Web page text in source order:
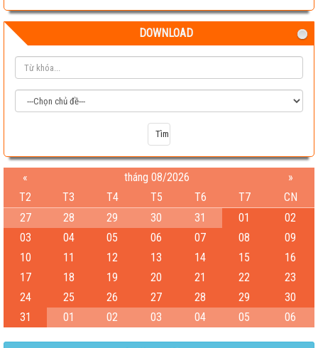
Test
04-08-2026 06:15:38 PM
DOWNLOAD
« tháng 08/2026
»
T2
T3 T4 T5 T6 T7
CN
27
28 29 30 31 01
02
03
04 05 06 07 08
09
10
11 12 13 14 15
16
17
18 19 20 21 22
23
24
25 26 27 28 29
30
31
01 02 03 04 05 06